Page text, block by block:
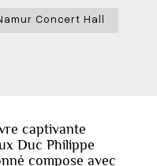
Concert Hall
captivante
Duc Philippe
compose avec